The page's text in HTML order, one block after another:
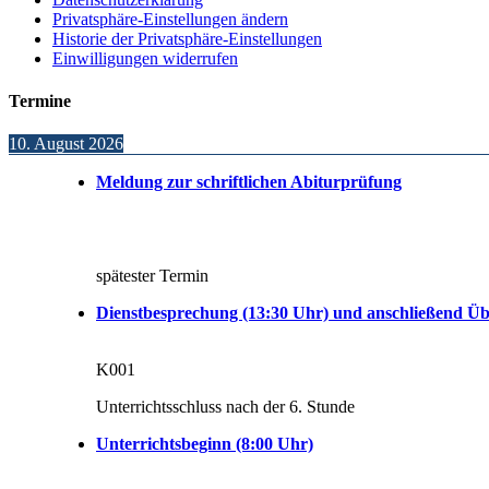
Privatsphäre-Einstellungen ändern
Historie der Privatsphäre-Einstellungen
Einwilligungen widerrufen
Termine
10. August 2026
Meldung zur schriftlichen Abiturprüfung
spätester Termin
Dienstbesprechung (13:30 Uhr) und anschließend
K001
Unterrichtsschluss nach der 6. Stunde
Unterrichtsbeginn (8:00 Uhr)